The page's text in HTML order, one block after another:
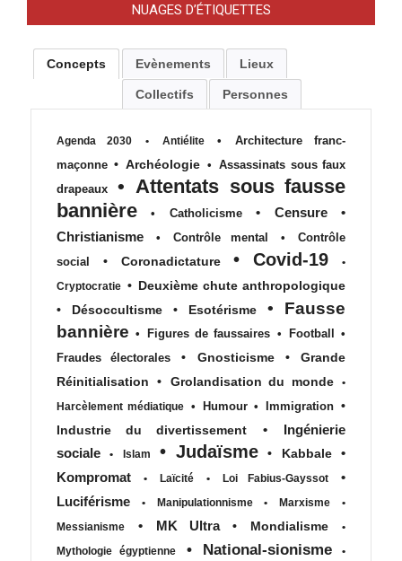
NUAGES D’ÉTIQUETTES
Concepts Evènements Lieux
Collectifs Personnes
Agenda 2030 • Antiélite •
Architecture franc-
maçonne • Archéologie • Assassinats sous faux
drapeaux
• Attentats sous fausse
bannière
• Catholicisme • Censure
•
Christianisme
• Contrôle mental •
Contrôle
social
• Coronadictature • Covid-19
•
Cryptocratie • Deuxième chute anthropologique
•
Désoccultisme • Esotérisme •
Fausse
bannière • Figures de faussaires • Football
•
Fraudes électorales
• Gnosticisme •
Grande
Réinitialisation
• Grolandisation du monde
•
Harcèlement médiatique • Humour • Immigration •
Industrie du divertissement
•
Ingénierie
sociale
• Islam • Judaïsme • Kabbale
•
Kompromat
• Laïcité • Loi Fabius-Gayssot
•
Luciférisme
• Manipulationnisme • Marxisme
•
Messianisme
• MK Ultra • Mondialisme
•
Mythologie égyptienne
• National-sionisme
•